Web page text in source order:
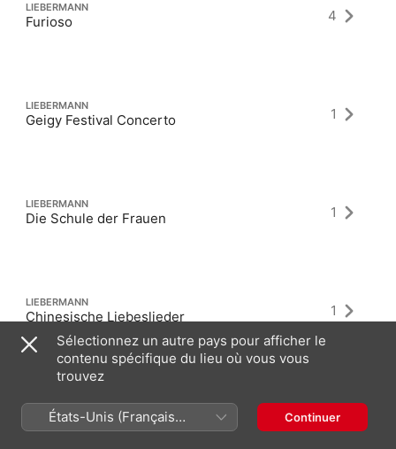
LIEBERMANN
Furioso 4
LIEBERMANN
Geigy Festival Concerto 1
LIEBERMANN
Die Schule der Frauen 1
LIEBERMANN
Chinesische Liebeslieder 1
Sélectionnez un autre pays pour afficher le
contenu spécifique du lieu où vous vous
trouvez
États-Unis (Français
France)
Continuer